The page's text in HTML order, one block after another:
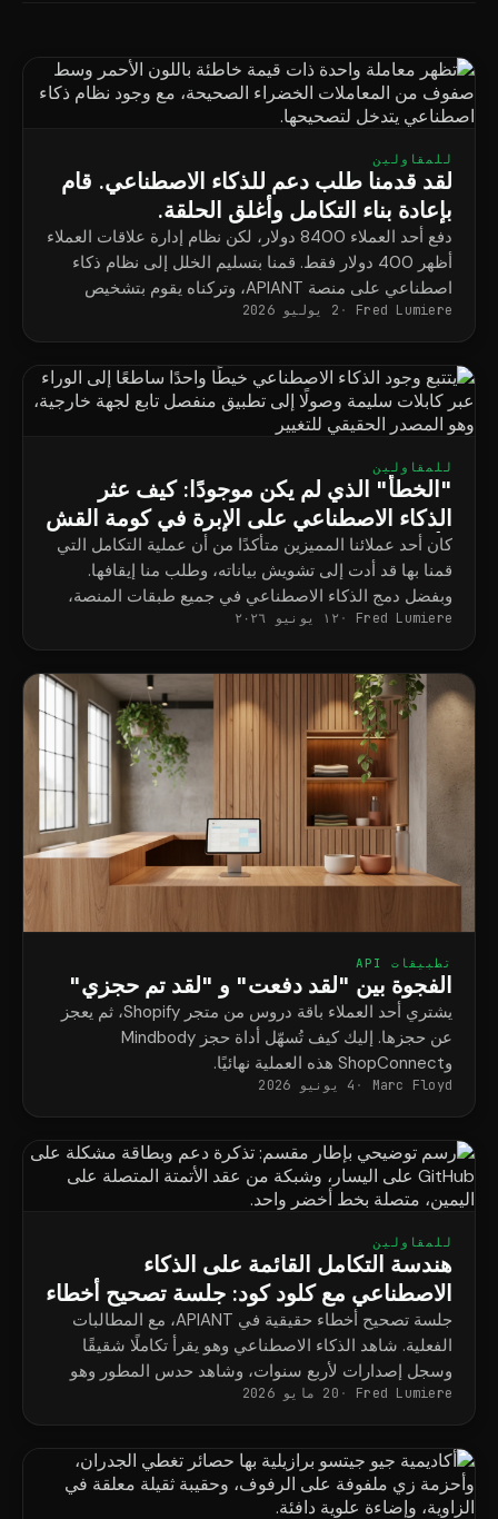
للمقاولين
لقد قدمنا طلب دعم للذكاء الاصطناعي. قام
بإعادة بناء التكامل وأغلق الحلقة.
دفع أحد العملاء 8400 دولار، لكن نظام إدارة علاقات العملاء
أظهر 400 دولار فقط. قمنا بتسليم الخلل إلى نظام ذكاء
اصطناعي على منصة APIANT، وتركناه يقوم بتشخيص
المشكلة وإعادة بناء النظام واختبار الإصلاح من البداية إلى
النهاية.
Fred Lumiere 2 يوليو 2026
للمقاولين
"الخطأ" الذي لم يكن موجودًا: كيف عثر
الذكاء الاصطناعي على الإبرة في كومة القش
وأنهى عملية التكامل لدينا في دقائق
كان أحد عملائنا المميزين متأكدًا من أن عملية التكامل التي
قمنا بها قد أدت إلى تشويش بياناته، وطلب منا إيقافها.
وبفضل دمج الذكاء الاصطناعي في جميع طبقات المنصة،
تمكّنا من تتبع تاريخ أحد السجلات بالكامل، وأثبتنا، بالأدلة، أن
التغيير ناتج عن تطبيق تابع لجهة خارجية، وذلك في غضون
دقائق.
Fred Lumiere ١٢ يونيو ٢٠٢٦
تطبيقات API
الفجوة بين "لقد دفعت" و "لقد تم حجزي"
يشتري أحد العملاء باقة دروس من متجر Shopify، ثم يعجز
عن حجزها. إليك كيف تُسهّل أداة حجز Mindbody
وShopConnect هذه العملية نهائيًا.
Marc Floyd 4 يونيو 2026
للمقاولين
هندسة التكامل القائمة على الذكاء
الاصطناعي مع كلود كود: جلسة تصحيح أخطاء
حقيقية
جلسة تصحيح أخطاء حقيقية في APIANT، مع المطالبات
الفعلية. شاهد الذكاء الاصطناعي وهو يقرأ تكاملًا شقيقًا
وسجل إصدارات لأربع سنوات، وشاهد حدس المطور وهو
يوقف تراجعًا لم يسجله الكود البرمجي أبدًا.
Fred Lumiere 20 مايو 2026